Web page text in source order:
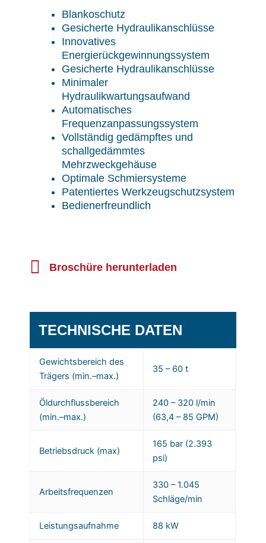
Blankoschutz
Gesicherte Hydraulikanschlüsse
Innovatives
Energierückgewinnungssystem
Gesicherte Hydraulikanschlüsse
Minimaler
Hydraulikwartungsaufwand
Automatisches
Frequenzanpassungssystem
Vollständig gedämpftes und
schallgedämmtes
Mehrzweckgehäuse
Optimale Schmiersysteme
Patentiertes Werkzeugschutzsystem
Bedienerfreundlich
Broschüre herunterladen
TECHNISCHE DATEN
Gewichtsbereich des
Trägers (min.–max.)
35 – 60 t
Öldurchflussbereich
(min.–max.)
240 – 320 l/min
(63,4 – 85 GPM)
Betriebsdruck (max)
165 bar (2.393
psi)
Arbeitsfrequenzen
330 – 1.045
Schläge/min
Leistungsaufnahme 88 kW